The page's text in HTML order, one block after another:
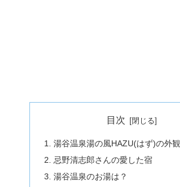
目次
湯谷温泉湯の風HAZU(はず)の外観
忌野清志郎さんの愛した宿
湯谷温泉のお湯は？